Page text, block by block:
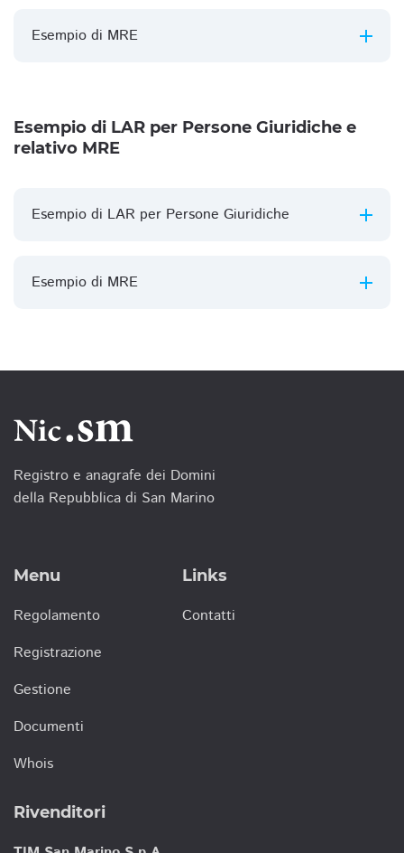
Esempio di MRE
Esempio di LAR per Persone Giuridiche e
relativo MRE
Esempio di LAR per Persone Giuridiche
Esempio di MRE
Registro e anagrafe dei Domini
della Repubblica di San Marino
Menu
Regolamento
Registrazione
Gestione
Documenti
Whois
Links
Contatti
Rivenditori